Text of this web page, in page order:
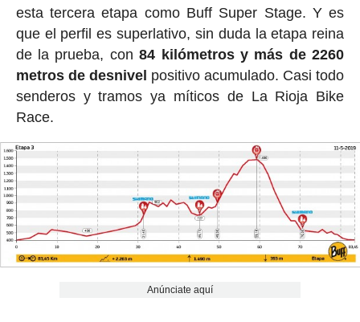
esta tercera etapa como Buff Super Stage. Y es
que el perfil es superlativo, sin duda la etapa reina
de la prueba, con84 kilómetros y más de 2260
metros de desnivel positivo acumulado. Casi todo
senderos y tramos ya míticos de La Rioja Bike
Race.
Anúnciate aquí